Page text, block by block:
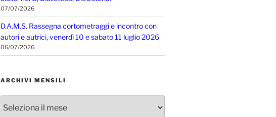
07/07/2026
D.A.M.S. Rassegna cortometraggi e incontro con
autori e autrici, venerdì 10 e sabato 11 luglio 2026
06/07/2026
ARCHIVI MENSILI
mensili